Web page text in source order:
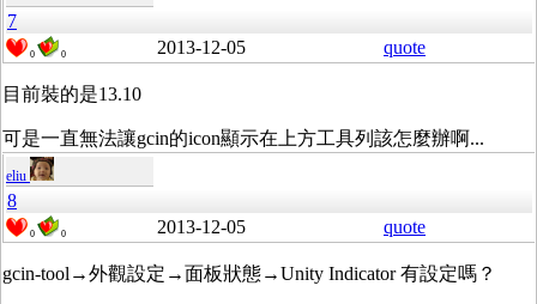
7
0 0 2013-12-05 quote
目前裝的是13.10
可是一直無法讓gcin的icon顯示在上方工具列該怎麼辦啊...
eliu
8
0 0 2013-12-05 quote
gcin-tool→外觀設定→面板狀態→Unity Indicator 有設定嗎？